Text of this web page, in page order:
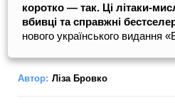
коротко — так. Ці літаки-
вбивці та справжні
нового українського видання
Автор: Ліза Бровко